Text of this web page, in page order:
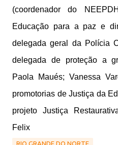
(coordenador do
Educação para a paz e
delegada geral da Polícia
delegada de proteção a
Paola Maués; Vanessa
promotorias de Justiça da
projeto Justiça
Felix